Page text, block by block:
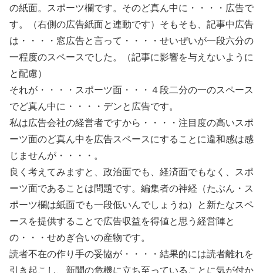
の紙面。スポーツ欄です。そのど真ん中に・・・・広告で
す。（右側の広告紙面と連動です）そもそも、記事中広告
は・・・・窓広告と言って・・・・せいぜいが一段六分の
一程度のスペースでした。（記事に影響を与えないように
と配慮）
それが・・・・スポーツ面・・・４段二分の一のスペース
でど真ん中に・・・・デンと広告です。
私は広告会社の経営者ですから・・・・注目度の高いスポ
ーツ面のど真ん中を広告スペースにすることに違和感は感
じませんが・・・・。
良く考えてみますと、政治面でも、経済面でもなく、スポ
ーツ面であることは問題です。編集者の神経（たぶん・ス
ポーツ欄は紙面でも一段低いんでしょうね）と新たなスペ
ースを提供することで広告収益を得値と思う経営陣と
の・・・せめぎ合いの産物です。
読者不在の作り手の妥協が・・・・結果的には読者離れを
引き起こし、新聞の危機に立ち至っていることに気が付か